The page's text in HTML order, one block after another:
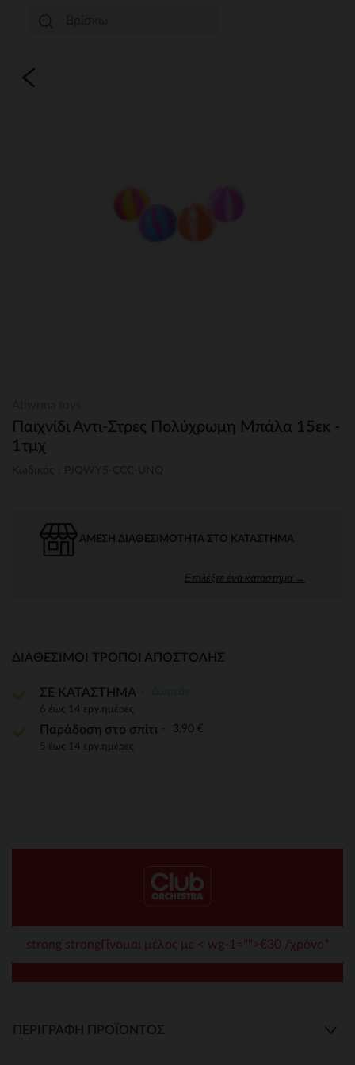
Παιχνίδι Αντι-Στρες Πολύχρωμη Μπάλα 15εκ -
1τμχ
ΆΜΕΣΗ ΔΙΑΘΕΣΙΜΌΤΗΤΑ ΣΤΟ ΚΑΤΆΣΤΗΜΑ
Επιλέξτε ένα κατάστημα →
ΔΙΑΘΈΣΙΜΟΙ ΤΡΌΠΟΙ ΑΠΟΣΤΟΛΉΣ
ΣΕ ΚΑΤΑΣΤΗΜΑ
6 έως 14 εργ.ημέρες
Παράδοση στο σπίτι 3,90 €
5 έως 14 εργ.ημέρες
strong strongΓίνομαι μέλος με < wg-1="">€30 /χρόνο*
ΠΕΡΙΓΡΑΦΉ ΠΡΟΪΌΝΤΟΣ